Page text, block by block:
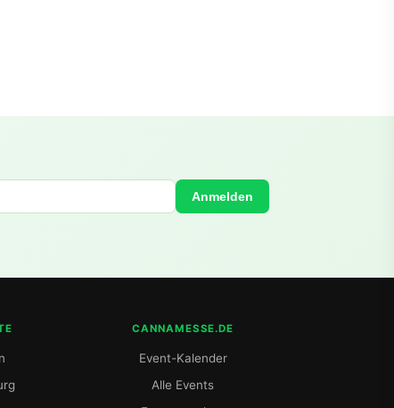
Anmelden
CANNAMESSE.DE
Event-Kalender
Alle Events